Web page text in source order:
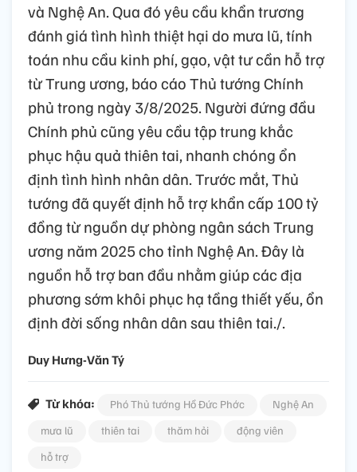
và Nghệ An. Qua đó yêu cầu khẩn trương
đánh giá tình hình thiệt hại do mưa lũ, tính
toán nhu cầu kinh phí, gạo, vật tư cần hỗ trợ
từ Trung ương, báo cáo Thủ tướng Chính
phủ trong ngày 3/8/2025. Người đứng đầu
Chính phủ cũng yêu cầu tập trung khắc
phục hậu quả thiên tai, nhanh chóng ổn
định tình hình nhân dân. Trước mắt, Thủ
tướng đã quyết định hỗ trợ khẩn cấp 100 tỷ
đồng từ nguồn dự phòng ngân sách Trung
ương năm 2025 cho tỉnh Nghệ An. Đây là
nguồn hỗ trợ ban đầu nhằm giúp các địa
phương sớm khôi phục hạ tầng thiết yếu, ổn
định đời sống nhân dân sau thiên tai./.
Duy Hưng-Văn Tý
Từ khóa: Phó Thủ tướng Hồ Đức Phớc
Nghệ An
mưa lũ
thiên tai thăm hỏi
động viên
hỗ trợ